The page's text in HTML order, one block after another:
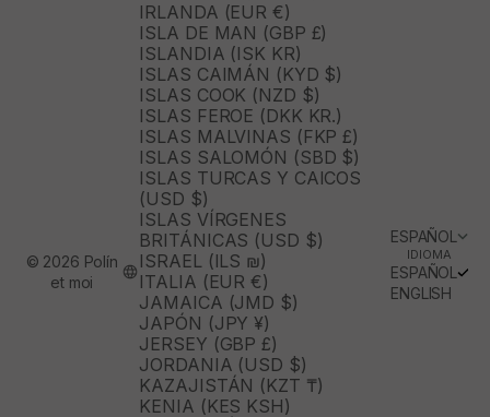
IRLANDA (EUR €)
ISLA DE MAN (GBP £)
ISLANDIA (ISK KR)
ISLAS CAIMÁN (KYD $)
ISLAS COOK (NZD $)
ISLAS FEROE (DKK KR.)
ISLAS MALVINAS (FKP £)
ISLAS SALOMÓN (SBD $)
ISLAS TURCAS Y CAICOS
(USD $)
ISLAS VÍRGENES
BRITÁNICAS (USD $)
ISRAEL (ILS ₪)
ITALIA (EUR €)
JAMAICA (JMD $)
JAPÓN (JPY ¥)
JERSEY (GBP £)
JORDANIA (USD $)
KAZAJISTÁN (KZT ₸)
KENIA (KES KSH)
ESPAÑOL
IDIOMA
ESPAÑOL
ENGLISH
© 2026 Polín
et moi